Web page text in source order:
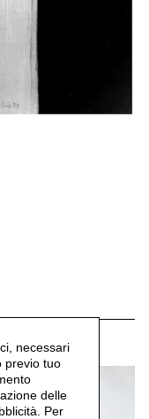
necessari
previo tuo
delle
Per